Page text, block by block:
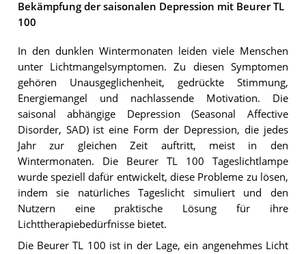
Bekämpfung der saisonalen Depression mit Beurer TL
100
In den dunklen Wintermonaten leiden viele Menschen
unter Lichtmangelsymptomen. Zu diesen Symptomen
gehören Unausgeglichenheit, gedrückte Stimmung,
Energiemangel und nachlassende Motivation. Die
saisonal abhängige Depression (Seasonal Affective
Disorder, SAD) ist eine Form der Depression, die jedes
Jahr zur gleichen Zeit auftritt, meist in den
Wintermonaten. Die Beurer TL 100 Tageslichtlampe
wurde speziell dafür entwickelt, diese Probleme zu lösen,
indem sie natürliches Tageslicht simuliert und den
Nutzern eine praktische Lösung für ihre
Lichttherapiebedürfnisse bietet.
Die Beurer TL 100 ist in der Lage, ein angenehmes Licht